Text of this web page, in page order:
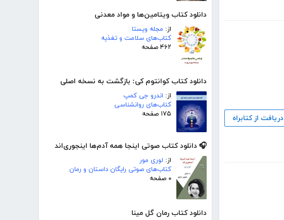
دانلود کتاب ویتامین‌ها و مواد معدنی
از: مجله ویستا
کتاب‌های سلامت و تغذیه
۴۶۲ صفحه
دانلود کتاب کوانتوم کی: بازگشت به نسخه اصلی
از: اندرو جی کمپ
کتاب‌های روانشناسی
۱۷۵ صفحه
🎧 دانلود کتاب صوتی اینجا همه آدم‌ها اینجوری‌اند
از: لوری مور
کتاب‌های صوتی رایگان داستان و رمان
۰ صفحه
دانلود کتاب رمان گل مینا
دریافت از کتابراه